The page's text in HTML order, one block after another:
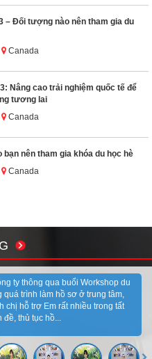
– Đối tượng nào nên tham gia du
Canada
Nâng cao trải nghiệm quốc tế để
tương lai
Canada
bạn nên tham gia khóa du học hè
Canada
ty thông qua buổi Workshop du
quá trình làm hồ sơ ở trung tâm,
chị hỗ trợ Em rất nhiều trong tất
đề, thủ tục hồ...